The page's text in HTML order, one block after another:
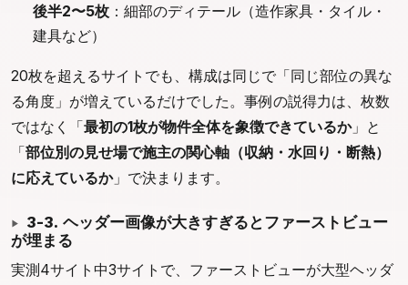
後半2〜5枚 ：細部のディテール（造作家具・タイル・
建具など）
20枚を超えるサイトでも、構成は同じで「同じ部位の異な
る角度」が増えているだけでした。事例の説得力は、枚数
ではなく「最初の1枚が物件全体を象徴できているか」と
「部位別の見せ場で施主の関心軸（収納・水回り・断熱）
に応えているか」で決まります。
3-3. ヘッダー画像が大きすぎるとファーストビュー
が埋まる
実測4サイト中3サイトで、ファーストビューが大型ヘッダ